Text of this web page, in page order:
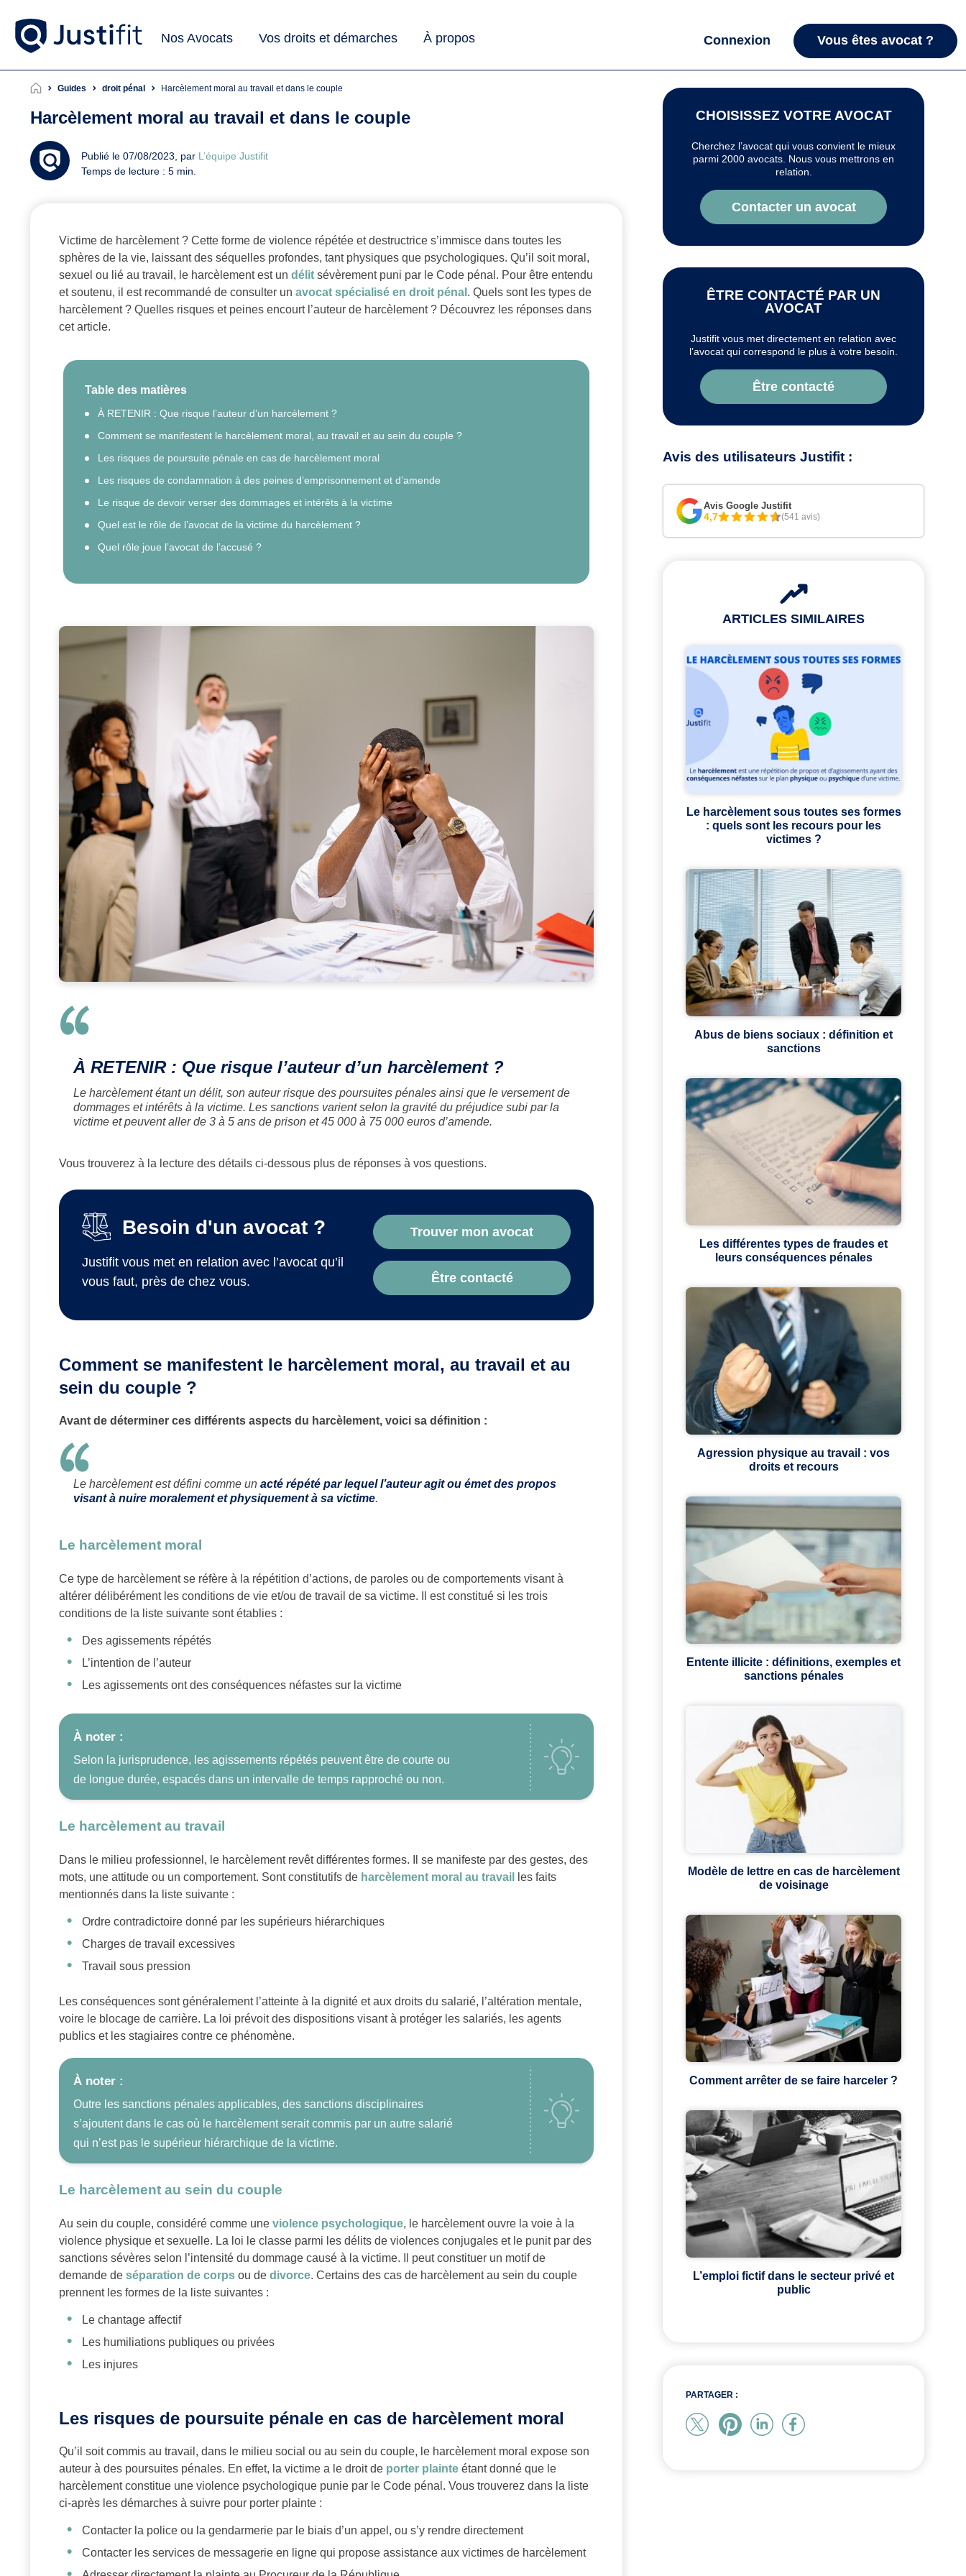
Nos Avocats Vos droits et démarches À propos Connexion Vous êtes avocat ?
Guides droit pénal Harcèlement moral au travail et dans le couple
Harcèlement moral au travail et dans le couple
Publié le 07/08/2023, par L’équipe Justifit
Temps de lecture : 5 min.
Victime de harcèlement ? Cette forme de violence répétée et destructrice s’immisce dans toutes les
sphères de la vie, laissant des séquelles profondes, tant physiques que psychologiques. Qu’il soit moral,
sexuel ou lié au travail, le harcèlement est un délit sévèrement puni par le Code pénal. Pour être entendu
et soutenu, il est recommandé de consulter un avocat spécialisé en droit pénal . Quels sont les types de
harcèlement ? Quelles risques et peines encourt l’auteur de harcèlement ? Découvrez les réponses dans
cet article.
Table des matières
À RETENIR : Que risque l’auteur d’un harcèlement ?
Comment se manifestent le harcèlement moral, au travail et au sein du couple ?
Les risques de poursuite pénale en cas de harcèlement moral
Les risques de condamnation à des peines d’emprisonnement et d’amende
Le risque de devoir verser des dommages et intérêts à la victime
Quel est le rôle de l’avocat de la victime du harcèlement ?
Quel rôle joue l’avocat de l’accusé ?
À RETENIR : Que risque l’auteur d’un harcèlement ?
Le harcèlement étant un délit, son auteur risque des poursuites pénales ainsi que le versement de
dommages et intérêts à la victime. Les sanctions varient selon la gravité du préjudice subi par la
victime et peuvent aller de 3 à 5 ans de prison et 45 000 à 75 000 euros d’amende.
Vous trouverez à la lecture des détails ci-dessous plus de réponses à vos questions.
Besoin d'un avocat ?
Justifit vous met en relation avec l’avocat qu’il
vous faut, près de chez vous.
Trouver mon avocat
Être contacté
Comment se manifestent le harcèlement moral, au travail et au
sein du couple ?
Avant de déterminer ces différents aspects du harcèlement, voici sa définition :
Le harcèlement est défini comme un acté répété par lequel l’auteur agit ou émet des propos
visant à nuire moralement et physiquement à sa victime.
Le harcèlement moral
Ce type de harcèlement se réfère à la répétition d’actions, de paroles ou de comportements visant à
altérer délibérément les conditions de vie et/ou de travail de sa victime. Il est constitué si les trois
conditions de la liste suivante sont établies :
Des agissements répétés
L’intention de l’auteur
Les agissements ont des conséquences néfastes sur la victime
À noter :
Selon la jurisprudence, les agissements répétés peuvent être de courte ou
de longue durée, espacés dans un intervalle de temps rapproché ou non.
Le harcèlement au travail
Dans le milieu professionnel, le harcèlement revêt différentes formes. Il se manifeste par des gestes, des
mots, une attitude ou un comportement. Sont constitutifs de harcèlement moral au travail
les faits
mentionnés dans la liste suivante :
Ordre contradictoire donné par les supérieurs hiérarchiques
Charges de travail excessives
Travail sous pression
Les conséquences sont généralement l’atteinte à la dignité et aux droits du salarié, l’altération mentale,
voire le blocage de carrière. La loi prévoit des dispositions visant à protéger les salariés, les agents
publics et les stagiaires contre ce phénomène.
À noter :
Outre les sanctions pénales applicables, des sanctions disciplinaires
s’ajoutent dans le cas où le harcèlement serait commis par un autre salarié
qui n’est pas le supérieur hiérarchique de la victime.
Le harcèlement au sein du couple
Au sein du couple, considéré comme une violence psychologique, le harcèlement ouvre la voie à la
violence physique et sexuelle. La loi le classe parmi les délits de violences conjugales et le punit par des
sanctions sévères selon l’intensité du dommage causé à la victime. Il peut constituer un motif de
demande de séparation de corps ou de divorce. Certains des cas de harcèlement au sein du couple
prennent les formes de la liste suivantes :
Le chantage affectif
Les humiliations publiques ou privées
Les injures
Les risques de poursuite pénale en cas de harcèlement moral
Qu’il soit commis au travail, dans le milieu social ou au sein du couple, le harcèlement moral expose son
auteur à des poursuites pénales. En effet, la victime a le droit de porter plainte étant donné que le
harcèlement constitue une violence psychologique punie par le Code pénal. Vous trouverez dans la liste
ci-après les démarches à suivre pour porter plainte :
Contacter la police ou la gendarmerie par le biais d’un appel, ou s’y rendre directement
Contacter les services de messagerie en ligne qui propose assistance aux victimes de harcèlement
CHOISISSEZ VOTRE AVOCAT
Cherchez l’avocat qui vous convient le mieux
parmi 2000 avocats. Nous vous mettrons en
relation.
Contacter un avocat
ÊTRE CONTACTÉ PAR UN
AVOCAT
Justifit vous met directement en relation avec
l’avocat qui correspond le plus à votre besoin.
Être contacté
Avis des utilisateurs Justifit :
Avis Google Justifit
4,7 (541 avis)
ARTICLES SIMILAIRES
Le harcèlement sous toutes ses formes
: quels sont les recours pour les
victimes ?
Abus de biens sociaux : définition et
sanctions
Les différentes types de fraudes et
leurs conséquences pénales
Agression physique au travail : vos
droits et recours
Entente illicite : définitions, exemples et
sanctions pénales
Modèle de lettre en cas de harcèlement
de voisinage
Comment arrêter de se faire harceler ?
L’emploi fictif dans le secteur privé et
public
PARTAGER :